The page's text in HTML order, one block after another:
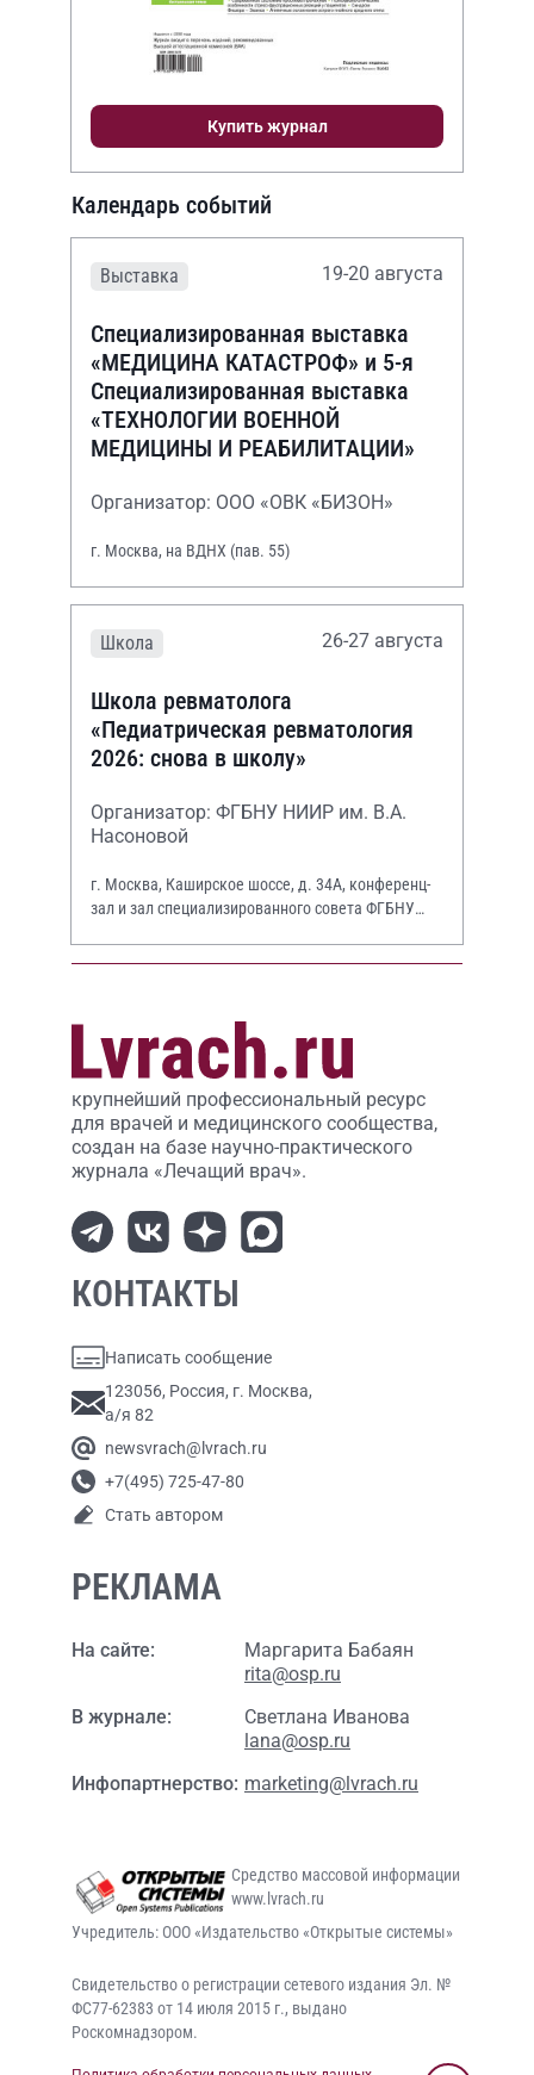
Купить журнал
Календарь событий
Выставка 19-20 августа
Специализированная выставка
«МЕДИЦИНА КАТАСТРОФ» и 5-я
Специализированная выставка
«ТЕХНОЛОГИИ ВОЕННОЙ
МЕДИЦИНЫ И РЕАБИЛИТАЦИИ»
Организатор: ООО «ОВК «БИЗОН»
г. Москва, на ВДНХ (пав. 55)
Школа 26-27 августа
Школа ревматолога
«Педиатрическая ревматология
2026: снова в школу»
Организатор: ФГБНУ НИИР им. В.А.
Насоновой
г. Москва, Каширское шоссе, д. 34А, конференц-
зал и зал специализированного совета ФГБНУ
крупнейший профессиональный ресурс
для врачей и медицинского сообщества,
создан на базе научно-практического
журнала «Лечащий врач».
КОНТАКТЫ
Написать сообщение
123056, Россия, г. Москва,
а/я 82
newsvrach@lvrach.ru
+7(495) 725-47-80
Стать автором
РЕКЛАМА
На сайте:
Маргарита Бабаян
rita@osp.ru
В журнале:
Светлана Иванова
lana@osp.ru
Инфопартнерство: marketing@lvrach.ru
Средство массовой информации
www.lvrach.ru
Учредитель: ООО «Издательство «Открытые системы»
Свидетельство о регистрации сетевого издания Эл. №
ФС77-62383 от 14 июля 2015 г., выдано
Роскомнадзором.